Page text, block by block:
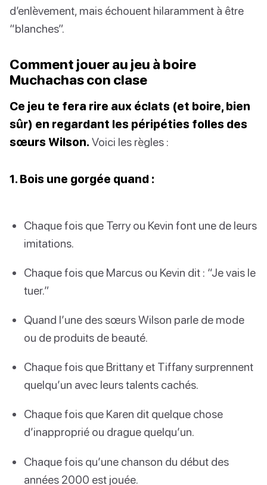
d’enlèvement, mais échouent hilaramment à être
“blanches”.
Comment jouer au jeu à boire
Muchachas con clase
Ce jeu te fera rire aux éclats (et boire, bien
sûr) en regardant les péripéties folles des
sœurs Wilson. Voici les règles :
1. Bois une gorgée quand :
Chaque fois que Terry ou Kevin font une de leurs
imitations.
Chaque fois que Marcus ou Kevin dit : “Je vais le
tuer.”
Quand l’une des sœurs Wilson parle de mode
ou de produits de beauté.
Chaque fois que Brittany et Tiffany surprennent
quelqu’un avec leurs talents cachés.
Chaque fois que Karen dit quelque chose
d’inapproprié ou drague quelqu’un.
Chaque fois qu’une chanson du début des
années 2000 est jouée.